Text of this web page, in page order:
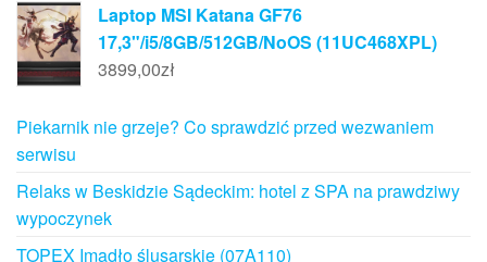
Laptop MSI Katana GF76
17,3"/i5/8GB/512GB/NoOS (11UC468XPL)
3899,00zł
Piekarnik nie grzeje? Co sprawdzić przed wezwaniem
serwisu
Relaks w Beskidzie Sądeckim: hotel z SPA na prawdziwy
wypoczynek
TOPEX Imadło ślusarskie (07A110)